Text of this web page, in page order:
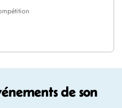
de son